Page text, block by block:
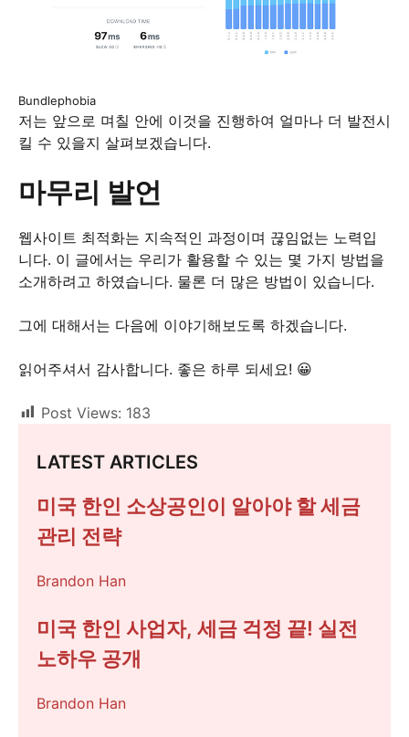
Bundlephobia
저는 앞으로 며칠 안에 이것을 진행하여 얼마나 더 발전시
킬 수 있을지 살펴보겠습니다.
마무리 발언
웹사이트 최적화는 지속적인 과정이며 끊임없는 노력입
니다. 이 글에서는 우리가 활용할 수 있는 몇 가지 방법을
소개하려고 하였습니다. 물론 더 많은 방법이 있습니다.
그에 대해서는 다음에 이야기해보도록 하겠습니다.
읽어주셔서 감사합니다. 좋은 하루 되세요! 😀
Post Views: 183
LATEST ARTICLES
미국 한인 소상공인이 알아야 할 세금
관리 전략
Brandon Han
미국 한인 사업자, 세금 걱정 끝! 실전
노하우 공개
Brandon Han